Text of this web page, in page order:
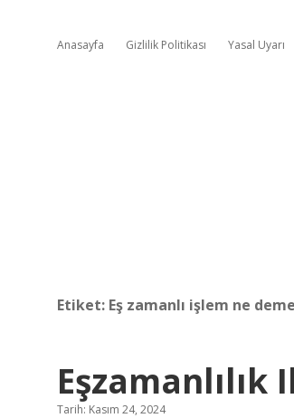
Anasayfa Gizlilik Politikası Yasal Uyarı
Etiket: Eş zamanlı işlem ne
Tarih: Kasım 24, 2024